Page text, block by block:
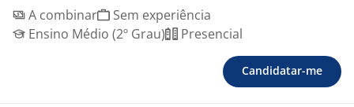
A combinar
Sem experiência
Ensino Médio (2º Grau)
Presencial
Candidatar-me